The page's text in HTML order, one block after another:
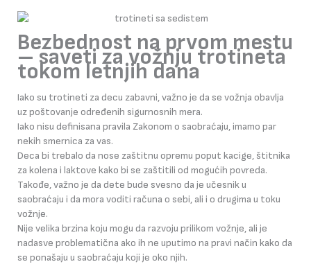
Bezbednost na prvom mestu
– saveti za vožnju trotineta
tokom letnjih dana
Iako su trotineti za decu zabavni, važno je da se vožnja obavlja
uz poštovanje određenih sigurnosnih mera.
Iako nisu definisana pravila Zakonom o saobraćaju, imamo par
nekih smernica za vas.
Deca bi trebalo da nose zaštitnu opremu poput kacige, štitnika
za kolena i laktove kako bi se zaštitili od mogućih povreda.
Takođe, važno je da dete bude svesno da je učesnik u
saobraćaju i da mora voditi računa o sebi, ali i o drugima u toku
vožnje.
Nije velika brzina koju mogu da razvoju prilikom vožnje, ali je
nadasve problematična ako ih ne uputimo na pravi način kako da
se ponašaju u saobraćaju koji je oko njih.